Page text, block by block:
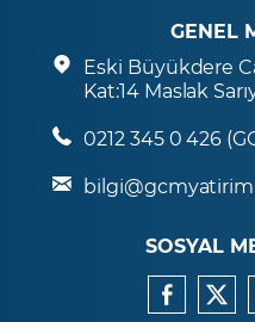
GENEL
Eski Büyükdere
Kat:14 Maslak
0212 345 0 426
SOSYAL